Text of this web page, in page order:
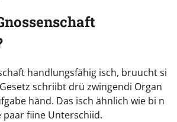
handlungsfähig isch, bruucht si
schriibt drü zwingendi Organ
händ. Das isch ähnlich wie bi n
paar fiine Unterschiid.